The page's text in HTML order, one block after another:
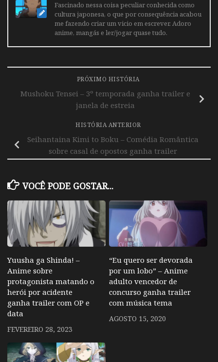
Fascinado nessa coisa peculiar conhecida como
cultura japonesa, o que por consequência acabou
me fazendo criar um vicio em escrever. Adoro
anime, mangás e ler/jogar quase tudo.
PRÓXIMO HISTÓRIA
Mushoku Tensei – 3º temporada ganha trailer e
janela de estreia
HISTÓRIA ANTERIOR
Seihantaina Kimi to Boku – Comédia Romântica
sobre casal de opostos ganha trailer
VOCÊ PODE GOSTAR...
Yuusha ga Shinda! –
Anime sobre
protagonista matando o
herói por acidente
ganha trailer com OP e
data
FEVEREIRO 28, 2023
“Eu quero ser devorada
por um lobo” – Anime
adulto vencedor de
concurso ganha trailer
com música tema
AGOSTO 15, 2020